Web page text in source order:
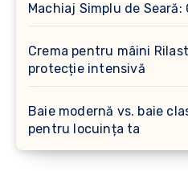
Machiaj Simplu de Seară:
Crema pentru mâini
protecție intensivă
Baie modernă vs. baie
pentru locuința ta